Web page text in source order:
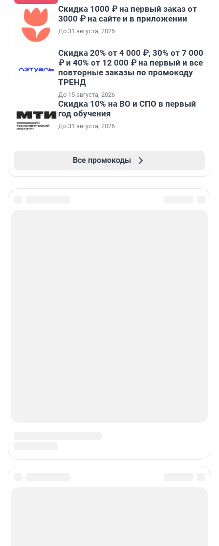
Скидка 1000 ₽ на первый заказ от
3000 ₽ на сайте и в приложении
До 31 августа, 2026
Скидка 20% от 4 000 ₽, 30% от 7 000
₽ и 40% от 12 000 ₽ на первый и все
повторные заказы по промокоду
ТРЕНД
До 15 августа, 2026
Скидка 10% на ВО и СПО в первый
год обучения
До 31 августа, 2026
Все промокоды